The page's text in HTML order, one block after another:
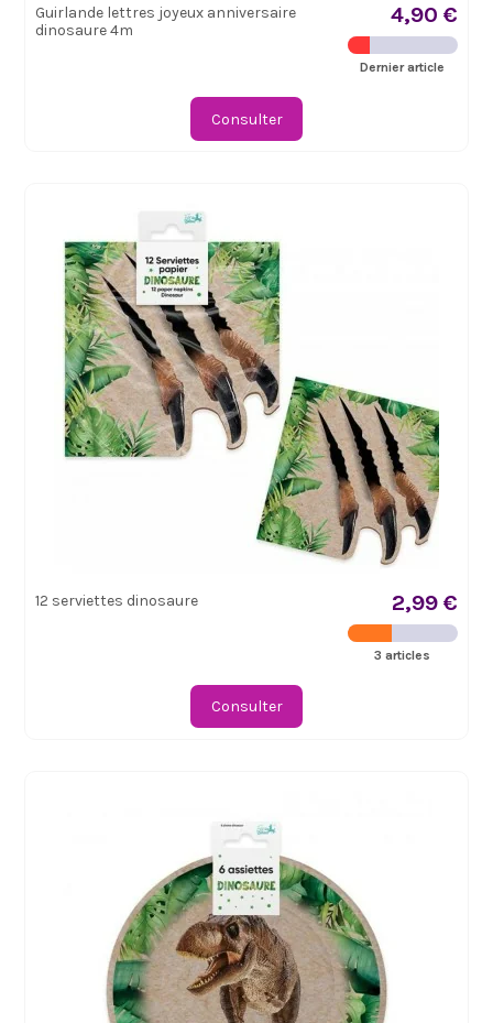
Guirlande lettres joyeux anniversaire
dinosaure 4m
4,90 €
Dernier article
Consulter
12 serviettes dinosaure 2,99 €
3 articles
Consulter